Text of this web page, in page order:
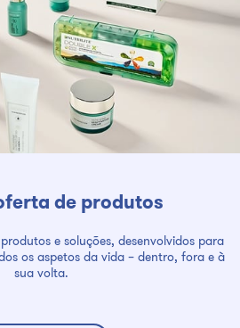
de produtos
e soluções, desenvolvidos para
os aspetos da vida – dentro, fora e à
sua volta.